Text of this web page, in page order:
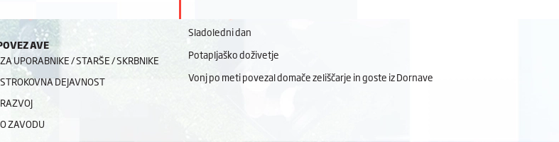
ZA UPORABNIKE / STARŠE / SKRBNIKE
STROKOVNA DEJAVNOST
RAZVOJ
O ZAVODU
Sladoledni dan
Potapljaško doživetje
Vonj po meti povezal domače zeliščarje in goste iz Dornave